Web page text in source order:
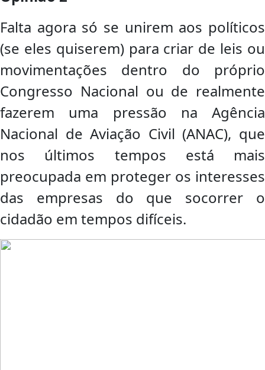
Falta agora só se unirem aos políticos
(se eles quiserem) para criar de leis ou
movimentações dentro do próprio
Congresso Nacional ou de realmente
fazerem uma pressão na Agência
Nacional de Aviação Civil (ANAC), que
nos últimos tempos está mais
preocupada em proteger os interesses
das empresas do que socorrer o
cidadão em tempos difíceis.